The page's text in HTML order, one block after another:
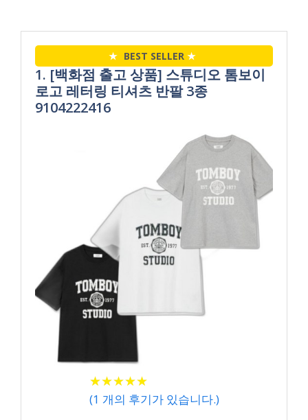
★ BEST SELLER ★
1. [백화점 출고 상품] 스튜디오 톰보이
로고 레터링 티셔츠 반팔 3종
9104222416
★★★★★
★★★★★
(1 개의 후기가 있습니다.)